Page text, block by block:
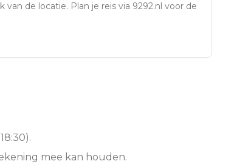
van de locatie. Plan je reis via 9292.nl voor de
mee kan houden.